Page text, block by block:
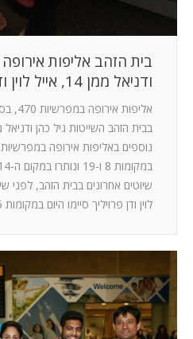
ודניאל ממן 14, אייל לוין ודן פרויליך 23
בבית הזהב השייטות גיל כהן ודניאל
שיוטים אחרונים בבית הזהב, לפני
לוין ודן פרויליך סיימו היום במקומות 16 ו-14 ועלו…